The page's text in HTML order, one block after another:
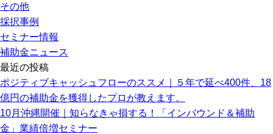
その他
採択事例
セミナー情報
補助金ニュース
最近の投稿
ポジティブキャッシュフローのススメ｜５年で延べ400件、18
億円の補助金を獲得したプロが教えます。
10月沖縄開催｜知らなきゃ損する！「インバウンド＆補助
金」業績倍増セミナー